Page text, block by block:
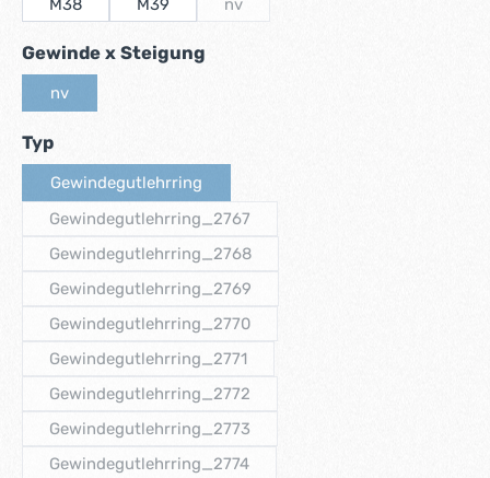
M38
M39 nv
Gewinde x Steigung
nv
Typauswählen
Gewindegutlehrring
(Diese Option ist zurzeit nicht verfügbar.)
Gewindegutlehrring_2767
(Diese Option ist zurzeit nicht verfügbar.)
Gewindegutlehrring_2768
(Diese Option ist zurzeit nicht verfügbar.)
Gewindegutlehrring_2769
(Diese Option ist zurzeit nicht verfügbar.)
Gewindegutlehrring_2770
(Diese Option ist zurzeit nicht verfügbar.)
Gewindegutlehrring_2771
(Diese Option ist zurzeit nicht verfügbar.)
Gewindegutlehrring_2772
(Diese Option ist zurzeit nicht verfügbar.)
Gewindegutlehrring_2773
(Diese Option ist zurzeit nicht verfügbar.)
Gewindegutlehrring_2774